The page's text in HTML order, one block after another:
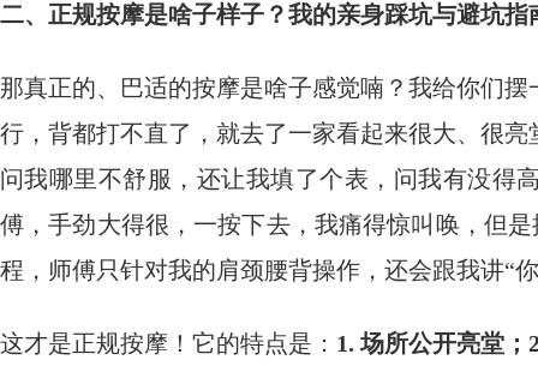
二、正规按摩是啥子样子？我的亲身踩坑与避坑指
那真正的、巴适的按摩是啥子感觉喃？我给你们
行，背都打不直了，就去了一家看起来很大、很亮
问我哪里不舒服，还让我填了个表，问我有没得
傅，手劲大得很，一按下去，我痛得惊叫唤，但
程，师傅只针对我的肩颈腰背操作，还会跟我讲“
这才是正规按摩！它的特点是： 1. 场所公开亮堂